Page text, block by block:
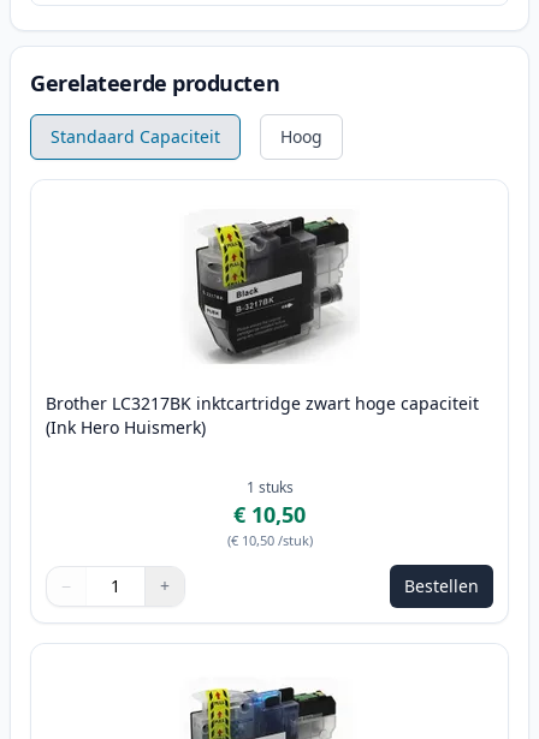
Gerelateerde producten
Standaard Capaciteit Hoog
Brother LC3217BK inktcartridge zwart hoge capaciteit
(Ink Hero Huismerk)
1 stuks
€ 10,50
(€ 10,50 /stuk)
Aantal
Gebruik de knoppen om aan te passen
− +
Aantal 1 Bestellen